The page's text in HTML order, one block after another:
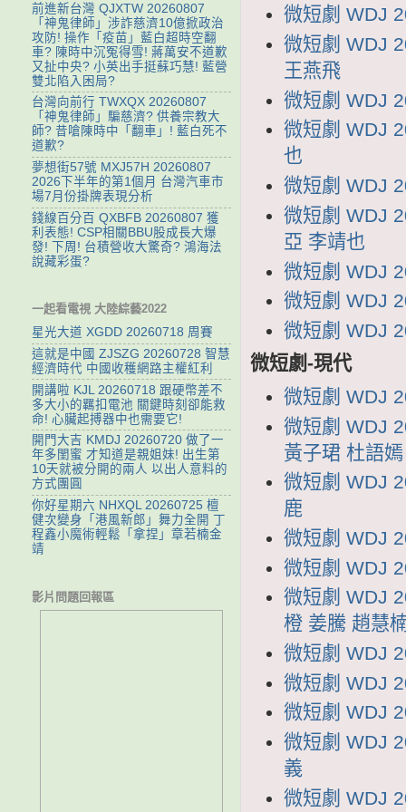
微短劇 WDJ
微短劇 WDJ
王燕飛
微短劇 WDJ
微短劇 WDJ
也
微短劇 WDJ
微短劇 WDJ
亞 李靖也
微短劇 WDJ
微短劇 WDJ
微短劇 WDJ
微短劇-現代
微短劇 WDJ
微短劇 WDJ
黃子珺 杜語
微短劇 WDJ
鹿
微短劇 WDJ
微短劇 WDJ
微短劇 WDJ
橙 姜騰 趙慧
微短劇 WDJ
微短劇 WDJ
微短劇 WDJ
微短劇 WDJ
義
微短劇 WDJ
前進新台灣 QJXTW 20260807
「神鬼律師」涉詐慈濟10億掀政治
攻防! 操作「疫苗」藍白超時空翻
車? 陳時中沉冤得雪! 蔣萬安不道歉
又扯中央? 小英出手挺蘇巧慧! 藍營
雙北陷入困局?
台灣向前行 TWXQX 20260807
「神鬼律師」騙慈濟? 供養宗教大
師? 昔嗆陳時中「翻車」! 藍白死不
道歉?
夢想街57號 MXJ57H 20260807
2026下半年的第1個月 台灣汽車市
場7月份掛牌表現分析
錢線百分百 QXBFB 20260807 獲
利表態! CSP相關BBU股成長大爆
發! 下周! 台積營收大驚奇? 鴻海法
說藏彩蛋?
一起看電視 大陸綜藝2022
星光大道 XGDD 20260718 周賽
這就是中國 ZJSZG 20260728 智慧
經濟時代 中國收穫網路主權紅利
開講啦 KJL 20260718 跟硬幣差不
多大小的羈扣電池 關鍵時刻卻能救
命! 心臟起搏器中也需要它!
開門大吉 KMDJ 20260720 做了一
年多閨蜜 才知道是親姐妹! 出生第
10天就被分開的兩人 以出人意料的
方式團圓
你好星期六 NHXQL 20260725 檀
健次變身「港風新郎」舞力全開 丁
程鑫小魔術輕鬆「拿捏」章若楠金
靖
影片問題回報區